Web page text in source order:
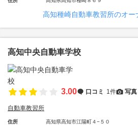
高知種崎自動車教習所のオー
高知中央自動車学校
3.00 口コミ 1件 写真
自動車教習所
住所 高知県高知市江陽町４−５０